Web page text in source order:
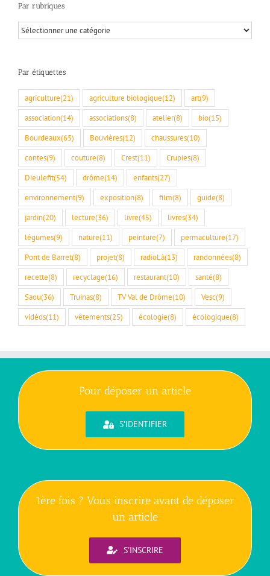
Par rubriques
Par
rubriques
Par étiquettes
agriculture(21) agriculture biologique(12) art(9)
association(14) associations(8) atelier(8) bio(15)
Bourdeaux(65) Bouvières(12) chaussures(10)
contes(9) couture(8) Crest(11) Crupies(8)
Dieulefit(54) drôme(14) enfants(27)
environnement(9) exposition(8) film(8) guide(8)
jardin(20) lecture(36) livre(45) livres(34)
légumes(9) nature(11) peinture(7) permaculture(17)
Pont de Barret(8) projet(8) radioLà(13) randonnées(8)
recette(8) recyclage(16) restaurant(10) santé(8)
Saou(36) Truinas(8) TV Val de Drôme(10) Vesc(9)
vidéos(11) vêtements(25) écologie(8) écologique(8)
Pour déposer un article
S'IDENTIFIER
1ère fois ? Vous inscrire avant de déposer
un article
S'INSCRIRE